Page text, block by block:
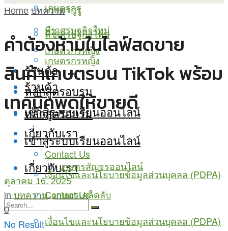
เกษตรกูรู
พืชเศรษฐกิจใหม่
เกษตรกรหญิง
ร้านค้า
หลักสูตรอบรม
เข้าสู่ระบบเรียนออนไลน์
เกี่ยวกับเรา
Contact Us
เงื่อนไขและนโยบายข้อมูลส่วนบุคลล (PDPA)
เกษตรกูรู
พืชเศรษฐกิจใหม่
เกษตรกรหญิง
ร้านค้า
หลักสูตรอบรม
เข้าสู่ระบบเรียนออนไลน์
เกี่ยวกับเรา
Contact Us
เงื่อนไขและนโยบายข้อมูลส่วนบุคลล (PDPA)
No Result
Home บทความ
คำต้องห้ามในไลฟ์สดขาย
สินค้าเกษตรบน TikTok พร้อม
เทคนิคพูดให้ขายดี
by เกษตรสัญจรออนไลน์
ตุลาคม 16, 2025
in บทความ,เกษตรเคล็ดลับ
0